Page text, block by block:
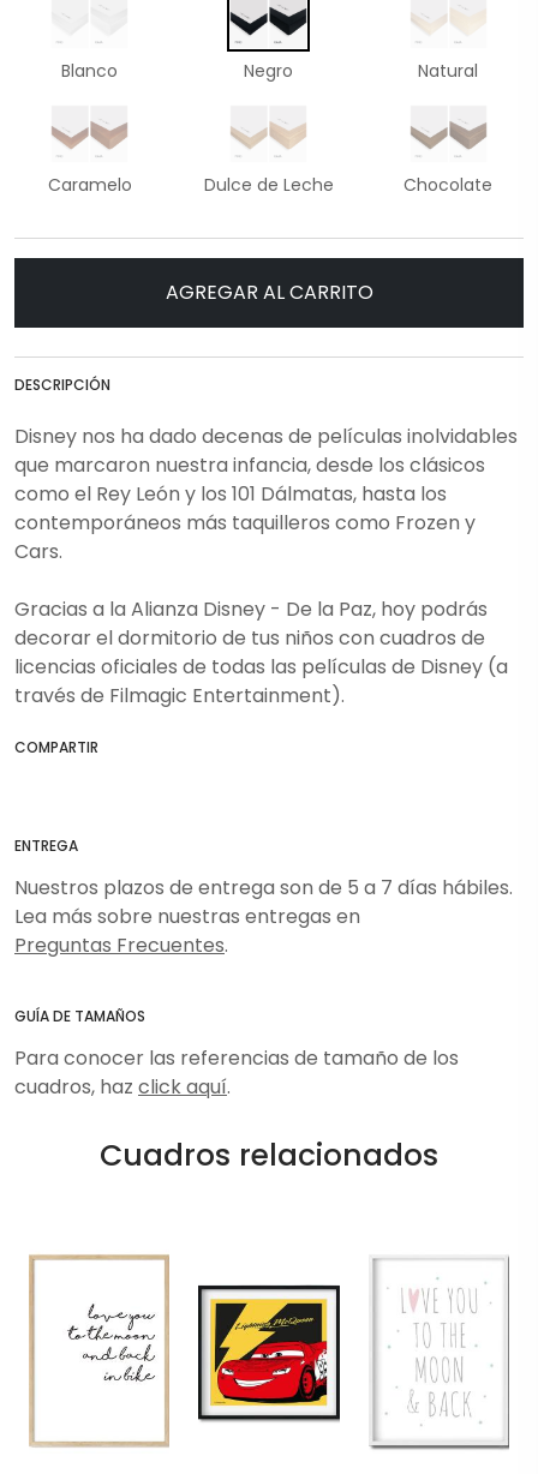
Blanco Negro Natural
Caramelo Dulce de Leche Chocolate
AGREGAR AL CARRITO
DESCRIPCIÓN
Disney nos ha dado decenas de películas inolvidables
que marcaron nuestra infancia, desde los clásicos
como el Rey León y los 101 Dálmatas, hasta los
contemporáneos más taquilleros como Frozen y
Cars.
Gracias a la Alianza Disney - De la Paz, hoy podrás
decorar el dormitorio de tus niños con cuadros de
licencias oficiales de todas las películas de Disney (a
través de Filmagic Entertainment).
COMPARTIR
ENTREGA
Nuestros plazos de entrega son de 5 a 7 días hábiles.
Lea más sobre nuestras entregas en
Preguntas Frecuentes.
GUÍA DE TAMAÑOS
Para conocer las referencias de tamaño de los
cuadros, haz click aquí.
Cuadros relacionados